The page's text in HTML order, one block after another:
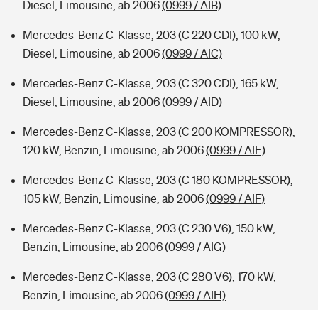
Diesel, Limousine, ab 2006(0999 / AIB)
Mercedes-Benz C-Klasse, 203 (C 220 CDI), 100 kW,
Diesel, Limousine, ab 2006(0999 / AIC)
Mercedes-Benz C-Klasse, 203 (C 320 CDI), 165 kW,
Diesel, Limousine, ab 2006(0999 / AID)
Mercedes-Benz C-Klasse, 203 (C 200 KOMPRESSOR),
120 kW, Benzin, Limousine, ab 2006(0999 / AIE)
Mercedes-Benz C-Klasse, 203 (C 180 KOMPRESSOR),
105 kW, Benzin, Limousine, ab 2006(0999 / AIF)
Mercedes-Benz C-Klasse, 203 (C 230 V6), 150 kW,
Benzin, Limousine, ab 2006(0999 / AIG)
Mercedes-Benz C-Klasse, 203 (C 280 V6), 170 kW,
Benzin, Limousine, ab 2006(0999 / AIH)